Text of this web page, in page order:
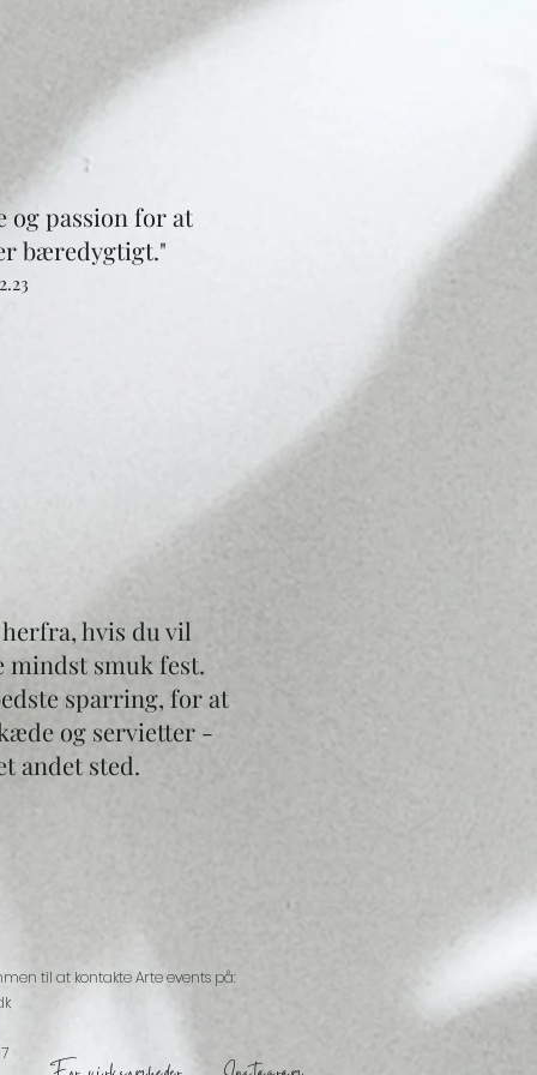
og passion for at
bæredygtigt."
hvis du vil
mindst smuk fest.
sparring, for at
og servietter -
andet sted.
til at kontakte Arte events på: